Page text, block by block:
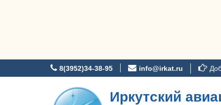
к
8(3952)34-38-95 info@irkat.ru
Иркутский